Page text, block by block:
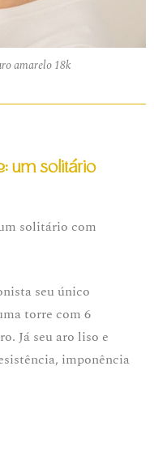
amarelo 18k
um solitário
solitário com
seu único
torre com 6
Já seu aro liso e
imponência